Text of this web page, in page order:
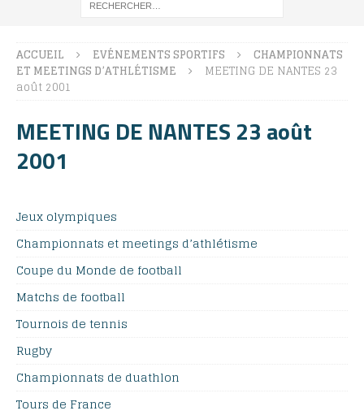
ACCUEIL EVÉNEMENTS SPORTIFS
CHAMPIONNATS
ET MEETINGS D’ATHLÉTISME
MEETING DE NANTES 23
août 2001
MEETING DE NANTES 23 août
2001
Jeux olympiques
Championnats et meetings d’athlétisme
Coupe du Monde de football
Matchs de football
Tournois de tennis
Rugby
Championnats de duathlon
Tours de France